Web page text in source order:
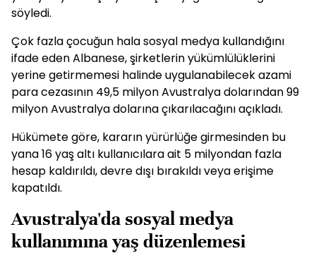
söyledi.
Çok fazla çocuğun hala sosyal medya kullandığını
ifade eden Albanese, şirketlerin yükümlülüklerini
yerine getirmemesi halinde uygulanabilecek azami
para cezasının 49,5 milyon Avustralya dolarından 99
milyon Avustralya dolarına çıkarılacağını açıkladı.
Hükümete göre, kararın yürürlüğe girmesinden bu
yana 16 yaş altı kullanıcılara ait 5 milyondan fazla
hesap kaldırıldı, devre dışı bırakıldı veya erişime
kapatıldı.
Avustralya'da sosyal medya
kullanımına yaş düzenlemesi